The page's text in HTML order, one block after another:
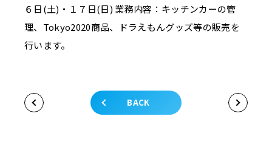
６日(土)・１７日(日) 業務内容：キッチンカーの管
理、Tokyo2020商品、ドラえもんグッズ等の販売を
行います。
BACK